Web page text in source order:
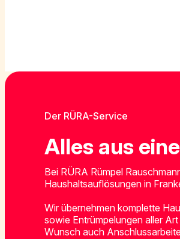
Der RÜRA-Service
Alles aus
Bei RÜRA Rümpel
Haushaltsauflösungen in
Wir übernehmen komplette
sowie Entrümpelungen aller
Wunsch auch